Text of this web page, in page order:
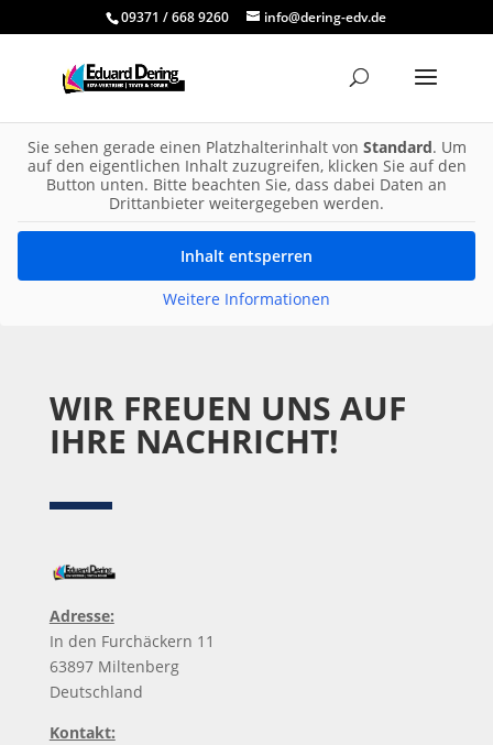
09371 / 668 9260 info@dering-edv.de
Sie sehen gerade einen Platzhalterinhalt von Standard. Um
auf den eigentlichen Inhalt zuzugreifen, klicken Sie auf den
Button unten. Bitte beachten Sie, dass dabei Daten an
Drittanbieter weitergegeben werden.
Inhalt entsperren
Weitere Informationen
WIR FREUEN UNS AUF
IHRE NACHRICHT!
Adresse:
In den Furchäckern 11
63897 Miltenberg
Deutschland
Kontakt: